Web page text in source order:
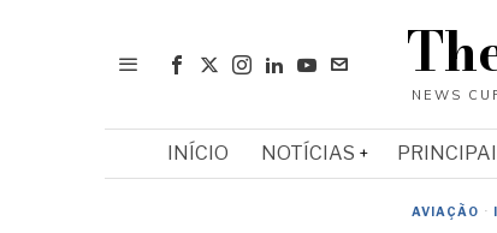
INÍCIO NOTÍCIAS
AVIAÇÃO ·